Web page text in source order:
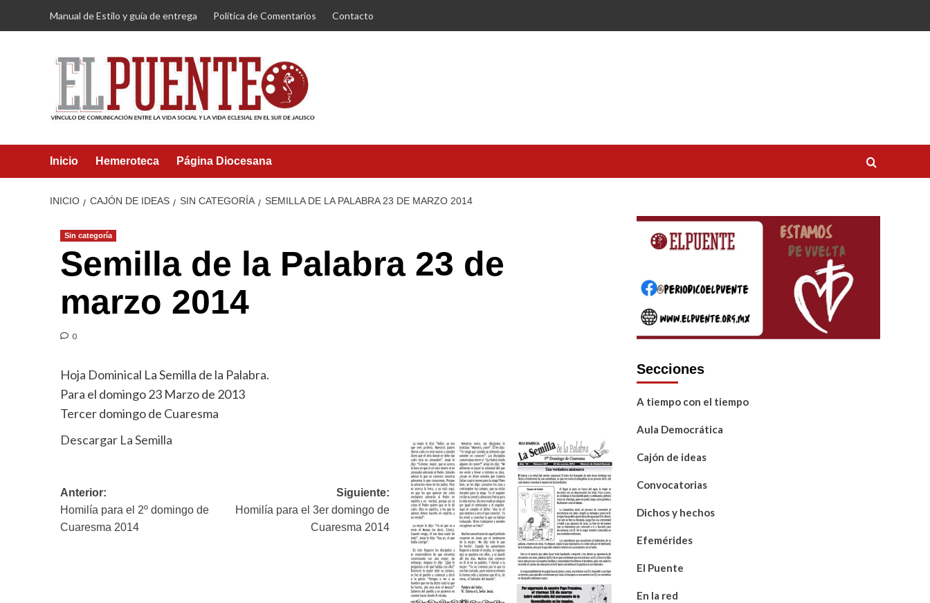
Manual de Estilo y guía de entrega Política de Comentarios Contacto
Inicio Hemeroteca Página Diocesana
INICIO CAJÓN DE IDEAS SIN CATEGORÍA SEMILLA DE LA PALABRA 23 DE MARZO 2014
Sin categoría
Semilla de la Palabra 23 de
marzo 2014
0
Hoja Dominical La Semilla de la Palabra.
Para el domingo 23 Marzo de 2013
Tercer domingo de Cuaresma
Descargar La Semilla
Navegación
de
Anterior:
Homilía para el 2º domingo de
Cuaresma 2014
Siguiente:
Homilía para el 3er domingo de
Cuaresma 2014
Secciones
A tiempo con el tiempo
Aula Democrática
Cajón de ideas
Convocatorias
Dichos y hechos
Efemérides
El Puente
En la red